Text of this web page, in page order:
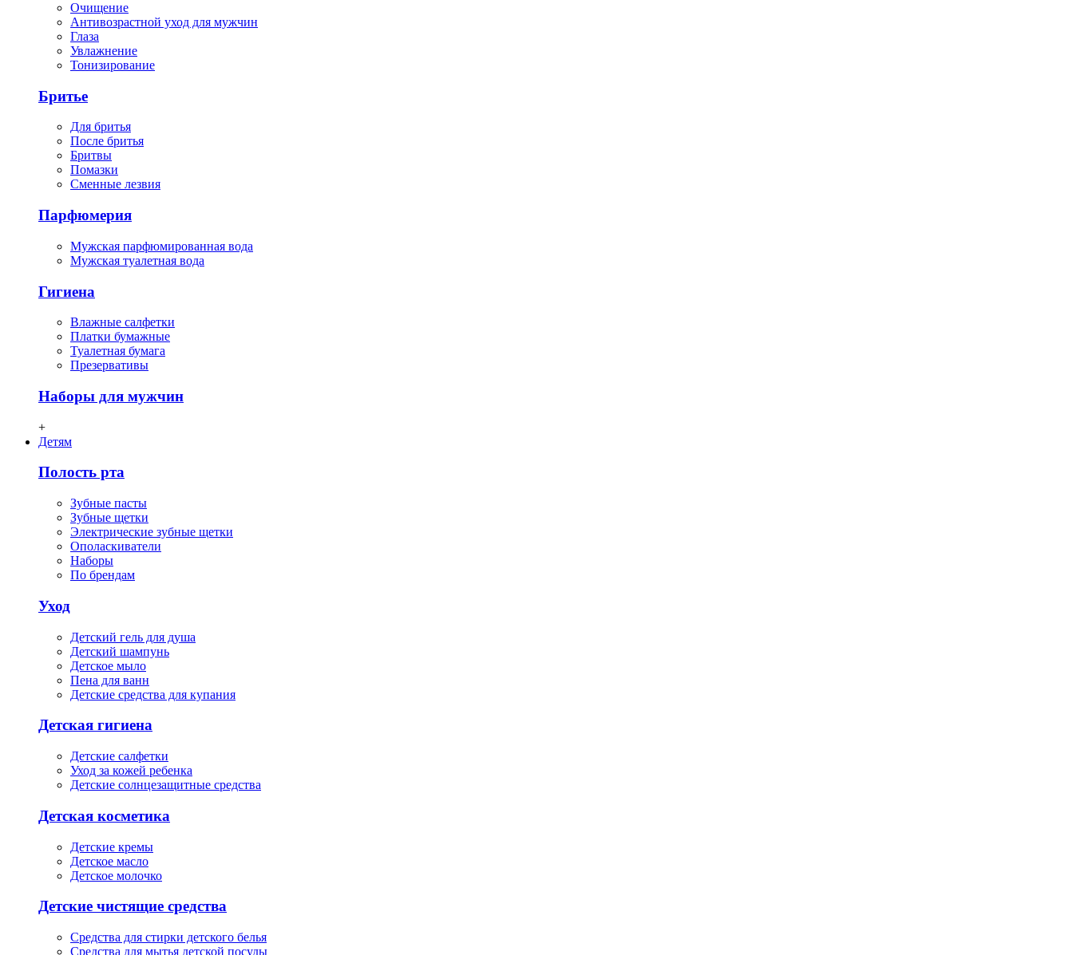
Очищение
Антивозрастной уход для мужчин
Глаза
Увлажнение
Тонизирование
Бритье
Для бритья
После бритья
Бритвы
Помазки
Сменные лезвия
Парфюмерия
Мужская парфюмированная вода
Мужская туалетная вода
Гигиена
Влажные салфетки
Платки бумажные
Туалетная бумага
Презервативы
Наборы для мужчин
+
Детям
Полость рта
Зубные пасты
Зубные щетки
Электрические зубные щетки
Ополаскиватели
Наборы
По брендам
Уход
Детский гель для душа
Детский шампунь
Детское мыло
Пена для ванн
Детские средства для купания
Детская гигиена
Детские салфетки
Уход за кожей ребенка
Детские солнцезащитные средства
Детская косметика
Детские кремы
Детское масло
Детское молочко
Детские чистящие средства
Средства для стирки детского белья
Средства для мытья детской посуды